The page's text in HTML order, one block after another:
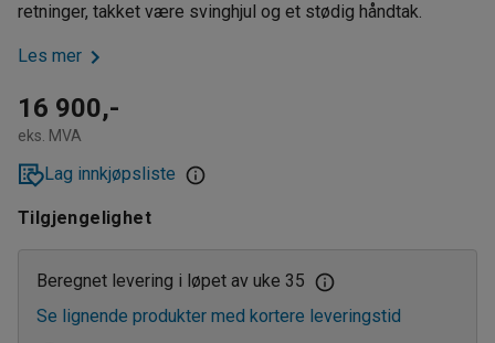
retninger, takket være svinghjul og et stødig håndtak.
Les mer
16 900,-
eks. MVA
Lag innkjøpsliste
Tilgjengelighet
Beregnet levering i løpet av uke 35
Se lignende produkter med kortere leveringstid